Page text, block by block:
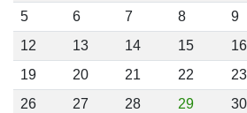
5
6 7 8 9
12
13 14 15 16
19
20 21 22 23
26
27 28 29 30